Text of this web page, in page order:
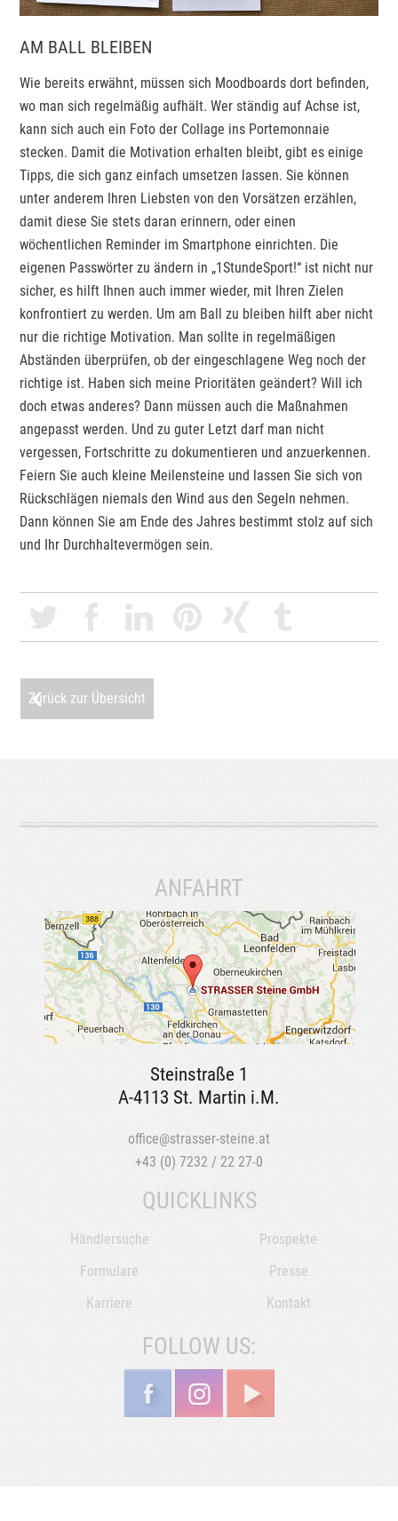
AM BALL BLEIBEN
Wie bereits erwähnt, müssen sich Moodboards dort befinden,
wo man sich regelmäßig aufhält. Wer ständig auf Achse ist,
kann sich auch ein Foto der Collage ins Portemonnaie
stecken. Damit die Motivation erhalten bleibt, gibt es einige
Tipps, die sich ganz einfach umsetzen lassen. Sie können
unter anderem Ihren Liebsten von den Vorsätzen erzählen,
damit diese Sie stets daran erinnern, oder einen
wöchentlichen Reminder im Smartphone einrichten. Die
eigenen Passwörter zu ändern in „1StundeSport!“ ist nicht nur
sicher, es hilft Ihnen auch immer wieder, mit Ihren Zielen
konfrontiert zu werden. Um am Ball zu bleiben hilft aber nicht
nur die richtige Motivation. Man sollte in regelmäßigen
Abständen überprüfen, ob der eingeschlagene Weg noch der
richtige ist. Haben sich meine Prioritäten geändert? Will ich
doch etwas anderes? Dann müssen auch die Maßnahmen
angepasst werden. Und zu guter Letzt darf man nicht
vergessen, Fortschritte zu dokumentieren und anzuerkennen.
Feiern Sie auch kleine Meilensteine und lassen Sie sich von
Rückschlägen niemals den Wind aus den Segeln nehmen.
Dann können Sie am Ende des Jahres bestimmt stolz auf sich
und Ihr Durchhaltevermögen sein.
Zurück zur Übersicht
ANFAHRT
Steinstraße 1
A-4113 St. Martin i.M.
office@strasser-steine.at
+43 (0) 7232 / 22 27-0
QUICKLINKS
Händlersuche
Prospekte
Formulare
Presse
Karriere
Kontakt
FOLLOW US: